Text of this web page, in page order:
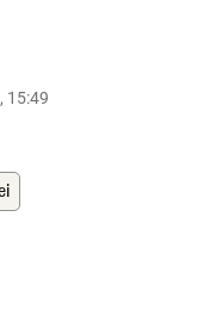
15:49